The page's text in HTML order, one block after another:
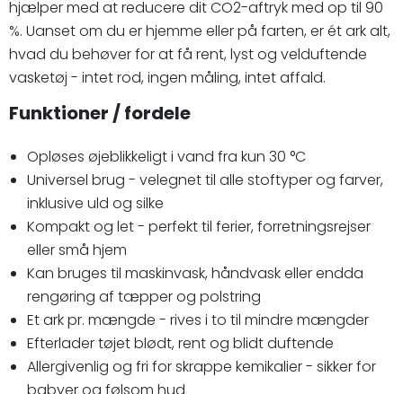
hjælper med at reducere dit CO2-aftryk med op til 90
%. Uanset om du er hjemme eller på farten, er ét ark alt,
hvad du behøver for at få rent, lyst og velduftende
vasketøj - intet rod, ingen måling, intet affald.
Funktioner / fordele
Opløses øjeblikkeligt i vand fra kun 30 °C
Universel brug - velegnet til alle stoftyper og farver,
inklusive uld og silke
Kompakt og let - perfekt til ferier, forretningsrejser
eller små hjem
Kan bruges til maskinvask, håndvask eller endda
rengøring af tæpper og polstring
Et ark pr. mængde - rives i to til mindre mængder
Efterlader tøjet blødt, rent og blidt duftende
Allergivenlig og fri for skrappe kemikalier - sikker for